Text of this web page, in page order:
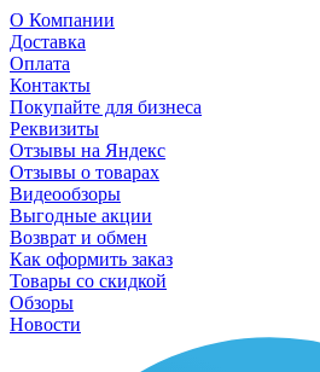
О Компании
Доставка
Оплата
Контакты
Покупайте для бизнеса
Реквизиты
Отзывы на Яндекс
Отзывы о товарах
Видеообзоры
Выгодные акции
Возврат и обмен
Как оформить заказ
Товары со скидкой
Обзоры
Новости